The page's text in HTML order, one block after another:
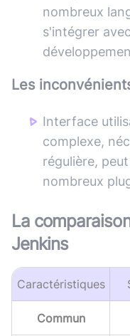
nombreux
s'intégrer
Les
Interface
complexe,
régulière,
nombreux
La
Jenkins
Caractéristiques
Commun